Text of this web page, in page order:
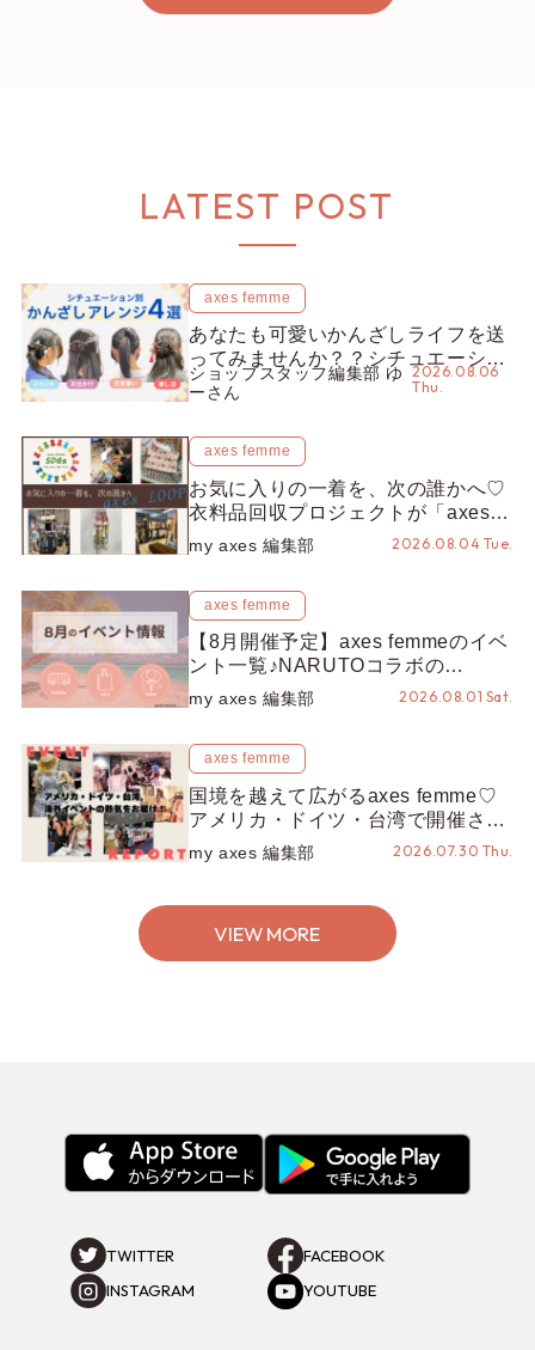
LATEST POST
axes femme
あなたも可愛いかんざしライフを送
ってみませんか？？シチュエーショ
ン別“かんざし”のオススメ【ショッ
プスタッフ編集部】
ショップスタッフ編集部 ゆ
ーさん
2026.08.06
Thu.
axes femme
お気に入りの一着を、次の誰かへ♡
衣料品回収プロジェクトが「axes
LOOP」にアップデート！活用する
とポイントが手に入る◎
my axes 編集部 2026.08.04 Tue.
axes femme
【8月開催予定】axes femmeのイベ
ント一覧♪NARUTOコラボの
REZEN POPUPから、プチYour
Stage.、ティーパーティまで！8月
my axes 編集部 2026.08.01 Sat.
axes femme
国境を越えて広がるaxes femme♡
アメリカ・ドイツ・台湾で開催され
たイベントをお届け！美沙子さんか
らのコメントも♬【海外イベントレ
my axes 編集部 2026.07.30 Thu.
VIEW MORE
TWITTER
FACEBOOK
INSTAGRAM
YOUTUBE